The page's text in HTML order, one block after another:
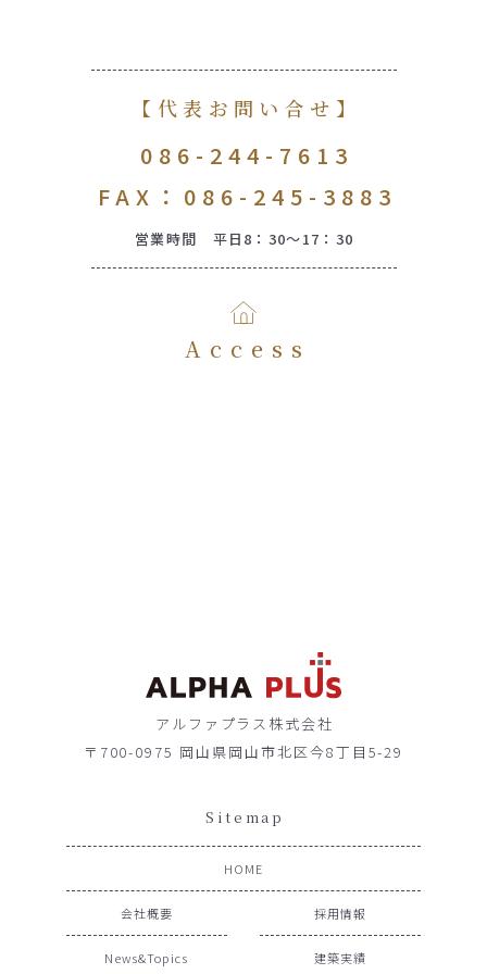
【代表お問い合せ】
086-244-7613
FAX：086-245-3883
営業時間 平日8：30～17：30
Access
アルファプラス株式会社
〒700-0975 岡山県岡山市北区今8丁目5-29
Sitemap
HOME
会社概要 採用情報
News&Topics 建築実績